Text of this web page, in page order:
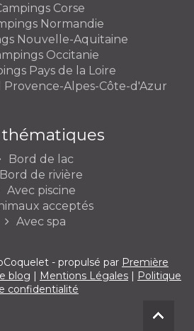
Corse
Normandie
Nouvelle-Aquitaine
Occitanie
Pays de la Loire
Provence-Alpes-Côte-d'Azur
thématiques
Bord de lac
Bord de rivière
Avec piscine
acceptés
Avec spa
- propulsé par Première
blog | Mentions Légales | Politique
confidentialité